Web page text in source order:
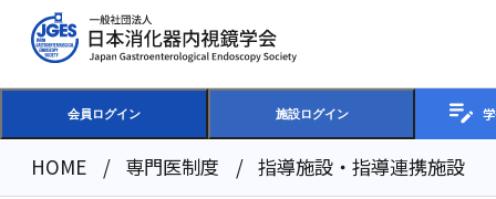
会員ログイン 施設ログイン
HOME 専門医制度 指導施設・指導連携施設一